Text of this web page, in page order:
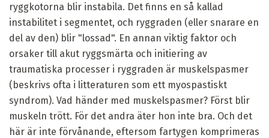
ryggkotorna blir instabila. Det finns en så kallad
instabilitet i segmentet, och ryggraden (eller snarare en
del av den) blir "lossad". En annan viktig faktor och
orsaker till akut ryggsmärta och initiering av
traumatiska processer i ryggraden är muskelspasmer
(beskrivs ofta i litteraturen som ett myospastiskt
syndrom). Vad händer med muskelspasmer? Först blir
muskeln trött. För det andra äter hon inte bra. Och det
här är inte förvånande, eftersom fartygen komprimeras